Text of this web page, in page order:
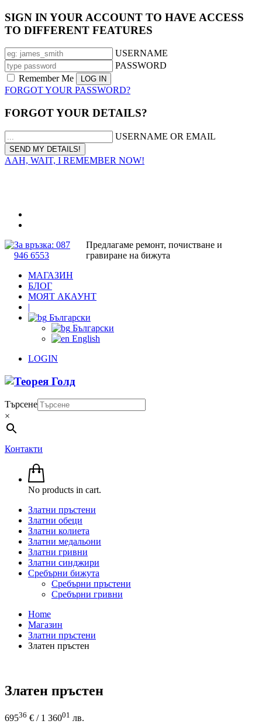
SIGN IN YOUR ACCOUNT TO HAVE ACCESS
TO DIFFERENT FEATURES
USERNAME
PASSWORD
Remember Me
FORGOT YOUR PASSWORD?
FORGOT YOUR DETAILS?
USERNAME OR EMAIL
AAH, WAIT, I REMEMBER NOW!
За връзка: 087
946 6553
Предлагаме ремонт, почистване и
гравиране на бижута
МАГАЗИН
БЛОГ
МОЯТ АКАУНТ
|
Български
Български
English
LOGIN
Търсене
×
Контакти
No products in cart.
Златни пръстени
Златни обеци
Златни колиета
Златни медальони
Златни гривни
Златни синджири
Сребърни бижута
Сребърни пръстени
Сребърни гривни
Home
Магазин
Златни пръстени
Златен пръстен
Златен пръстен
69536 € / 1 36001 лв.